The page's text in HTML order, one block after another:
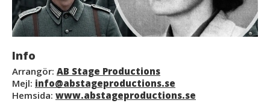
Info
Arrangör: AB Stage Productions
Mejl: info@abstageproductions.se
Hemsida: www.abstageproductions.se